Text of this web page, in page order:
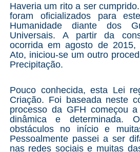
Haveria um rito a ser
foram oficializados para
Humanidade diante dos
Universais. A partir da
ocorrida em agosto de
Ato, iniciou-se um outro
Precipitação.
Pouco conhecida, esta Lei
Criação. Foi baseada neste
processo da GFH começou
dinâmica e determinada.
obstáculos no início e
Pessoalmente passei a ser
nas redes sociais e muitas